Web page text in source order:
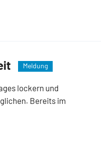
Meldung
lockern und
Bereits im